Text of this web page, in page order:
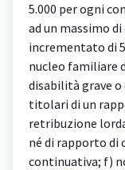
5.000 per ogni
ad un massimo
incrementato di
nucleo familiare
disabilità grave o
titolari di un
retribuzione
né di rapporto di
continuativa; f)